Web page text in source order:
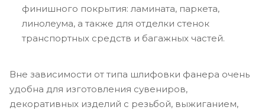
финишного покрытия: ламината, паркета,
линолеума, а также для отделки стенок
транспортных средств и багажных частей.
Вне зависимости от типа шлифовки фанера очень
удобна для изготовления сувениров,
декоративных изделий с резьбой, выжиганием,